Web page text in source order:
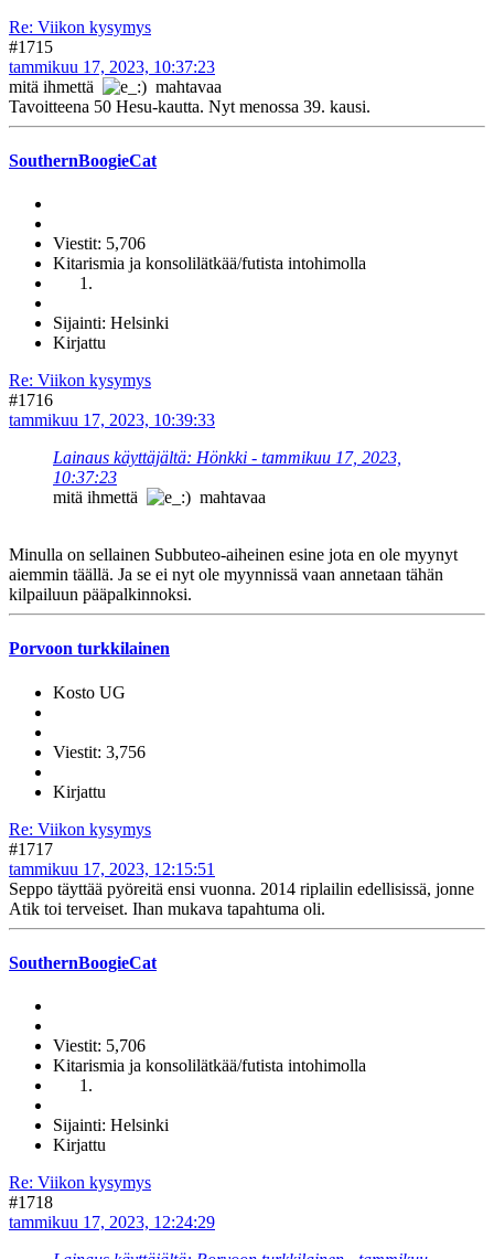
Re: Viikon kysymys
#1715
tammikuu 17, 2023, 10:37:23
mitä ihmettä
mahtavaa
Tavoitteena 50 Hesu-kautta. Nyt menossa 39. kausi.
SouthernBoogieCat
Viestit: 5,706
Kitarismia ja konsolilätkää/futista intohimolla
Sijainti: Helsinki
Kirjattu
Re: Viikon kysymys
#1716
tammikuu 17, 2023, 10:39:33
Lainaus käyttäjältä: Hönkki - tammikuu 17, 2023,
10:37:23
mitä ihmettä
mahtavaa
Minulla on sellainen Subbuteo-aiheinen esine jota en ole myynyt
aiemmin täällä. Ja se ei nyt ole myynnissä vaan annetaan tähän
kilpailuun pääpalkinnoksi.
Porvoon turkkilainen
Kosto UG
Viestit: 3,756
Kirjattu
Re: Viikon kysymys
#1717
tammikuu 17, 2023, 12:15:51
Seppo täyttää pyöreitä ensi vuonna. 2014 riplailin edellisissä, jonne
Atik toi terveiset. Ihan mukava tapahtuma oli.
SouthernBoogieCat
Viestit: 5,706
Kitarismia ja konsolilätkää/futista intohimolla
Sijainti: Helsinki
Kirjattu
Re: Viikon kysymys
#1718
tammikuu 17, 2023, 12:24:29